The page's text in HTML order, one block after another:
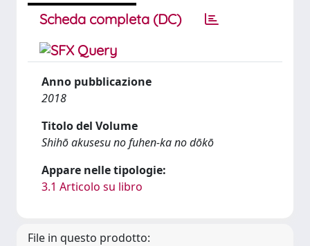
Scheda completa (DC)
Anno pubblicazione
2018
Titolo del Volume
Shihō akusesu no fuhen-ka no dōkō
Appare nelle tipologie:
3.1 Articolo su libro
File in questo prodotto: